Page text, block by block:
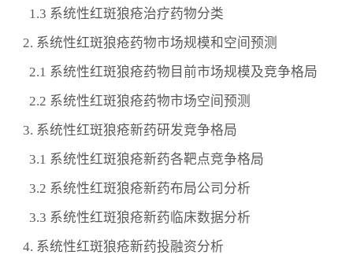
1.3 系统性红斑狼疮治疗药物分类
2. 系统性红斑狼疮药物市场规模和空间预测
2.1 系统性红斑狼疮药物目前市场规模及竞争格局
2.2 系统性红斑狼疮药物市场空间预测
3. 系统性红斑狼疮新药研发竞争格局
3.1 系统性红斑狼疮新药各靶点竞争格局
3.2 系统性红斑狼疮新药布局公司分析
3.3 系统性红斑狼疮新药临床数据分析
4. 系统性红斑狼疮新药投融资分析